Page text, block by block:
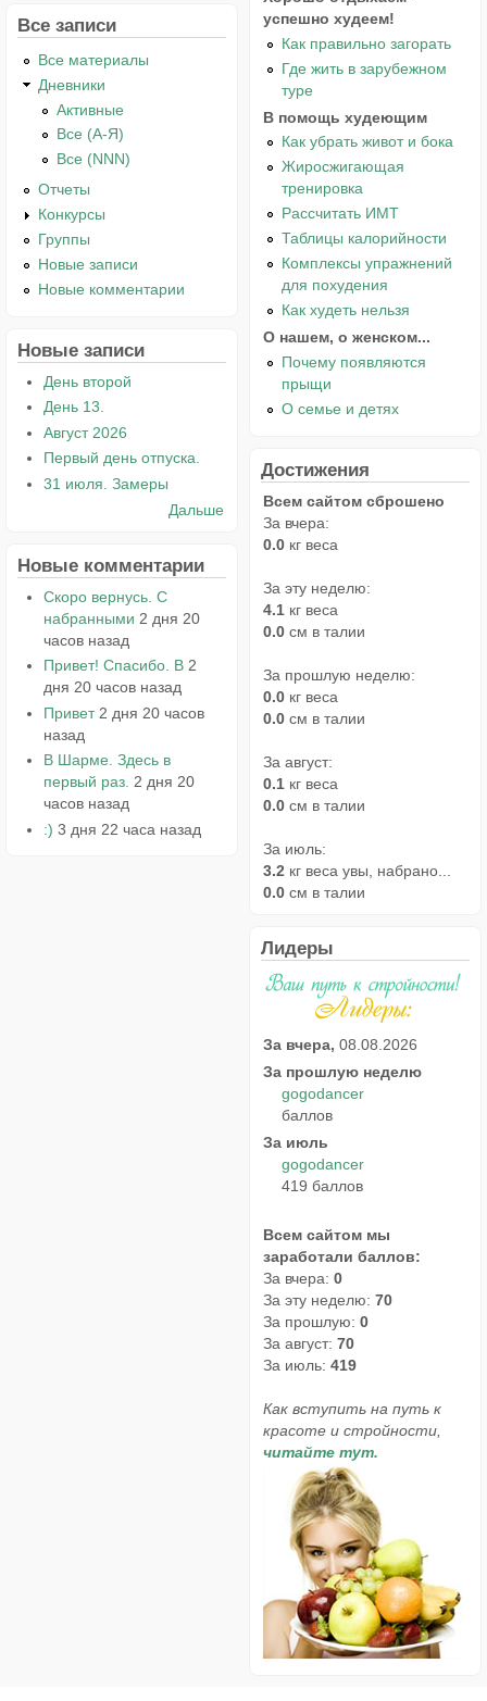
Все записи
Все материалы
Дневники
Активные
Все (А-Я)
Все (NNN)
Отчеты
Конкурсы
Группы
Новые записи
Новые комментарии
Новые записи
День второй
День 13.
Август 2026
Первый день отпуска.
31 июля. Замеры
Дальше
Новые комментарии
Скоро вернусь. С
набранными 2 дня 20
часов назад
Привет! Спасибо. В 2
дня 20 часов назад
Привет 2 дня 20 часов
назад
В Шарме. Здесь в
первый раз. 2 дня 20
часов назад
:) 3 дня 22 часа назад
успешно худеем!
Как правильно загорать
Где жить в зарубежном
туре
В помощь худеющим
Как убрать живот и бока
Жиросжигающая
тренировка
Рассчитать ИМТ
Таблицы калорийности
Комплексы упражнений
для похудения
Как худеть нельзя
О нашем, о женском...
Почему появляются
прыщи
О семье и детях
Достижения
Всем сайтом сброшено
За вчера:
0.0 кг веса
За эту неделю:
4.1 кг веса
0.0 см в талии
За прошлую неделю:
0.0 кг веса
0.0 см в талии
За август:
0.1 кг веса
0.0 см в талии
За июль:
3.2 кг веса увы, набрано...
0.0 см в талии
Лидеры
За вчера, 08.08.2026
За прошлую неделю
gogodancer
баллов
За июль
gogodancer
419 баллов
Всем сайтом мы
заработали баллов:
За вчера: 0
За эту неделю: 70
За прошлую: 0
За август: 70
За июль: 419
Как вступить на путь к
красоте и стройности,
читайте тут.